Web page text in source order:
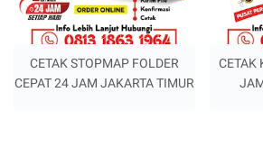
CETAK STOPMAP FOLDER
CEPAT 24 JAM JAKARTA TIMUR
CETAK